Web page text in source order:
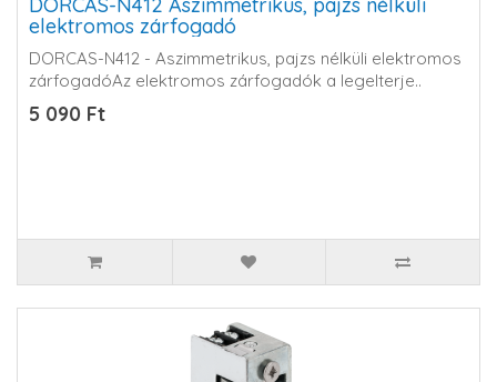
elektromos zárfogadó
DORCAS-N412 - Aszimmetrikus, pajzs nélküli elektromos
zárfogadóAz elektromos zárfogadók a legelterje..
5 090 Ft